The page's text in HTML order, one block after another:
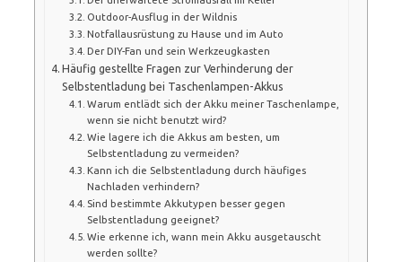
Outdoor-Ausflug in der Wildnis
Notfallausrüstung zu Hause und im Auto
Der DIY-Fan und sein Werkzeugkasten
Häufig gestellte Fragen zur Verhinderung der
Selbstentladung bei Taschenlampen-Akkus
Warum entlädt sich der Akku meiner Taschenlampe,
wenn sie nicht benutzt wird?
Wie lagere ich die Akkus am besten, um
Selbstentladung zu vermeiden?
Kann ich die Selbstentladung durch häufiges
Nachladen verhindern?
Sind bestimmte Akkutypen besser gegen
Selbstentladung geeignet?
Wie erkenne ich, wann mein Akku ausgetauscht
werden sollte?